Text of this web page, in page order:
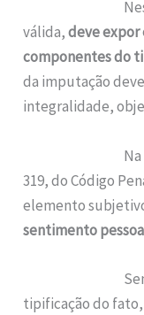
válida,deve expor
componentes do
da imputação
integralidade,
Na
319, do Código
elemento
sentimento
Sendo este
tipificação do